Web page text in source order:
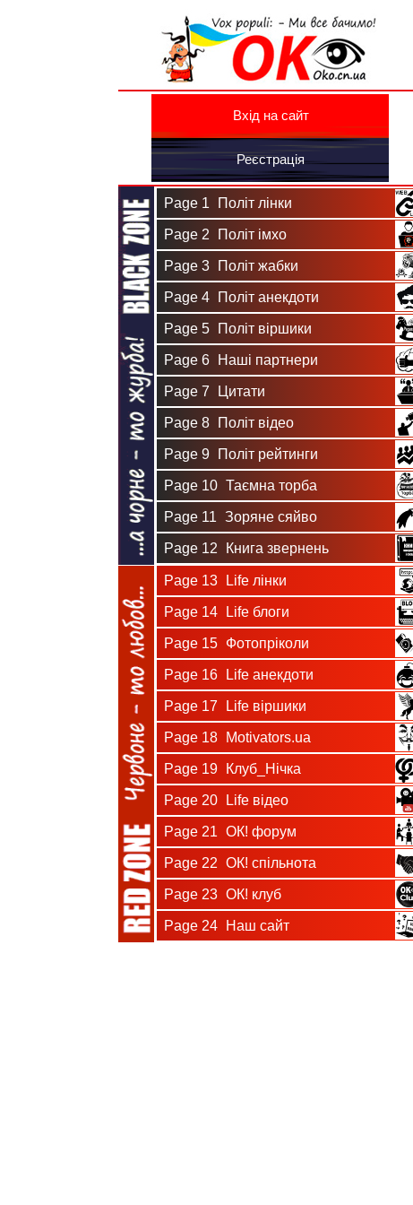
Вхід на сайт
Реєстрація
Page 1 Політ лінки
Page 2 Політ імхо
Page 3 Політ жабки
Page 4 Політ анекдоти
Page 5 Політ віршики
Page 6 Наші партнери
Page 7 Цитати
Page 8 Політ відео
Page 9 Політ рейтинги
Page 10 Таємна торба
Page 11 Зоряне сяйво
Page 12 Книга звернень
Page 13 Life лінки
Page 14 Life блоги
Page 15 Фотопріколи
Page 16 Life анекдоти
Page 17 Life віршики
Page 18 Motivators.ua
Page 19 Клуб_Нічка
Page 20 Life відео
Page 21 ОК! форум
Page 22 ОК! спільнота
Page 23 ОК! клуб
Page 24 Наш сайт